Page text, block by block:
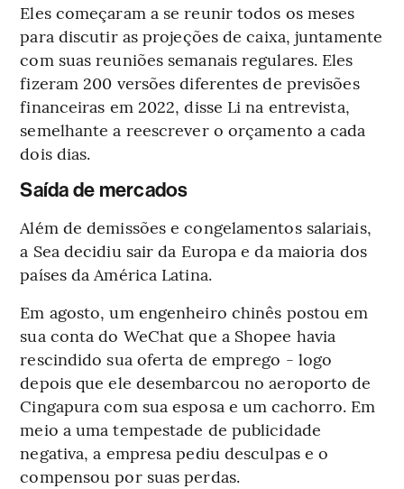
Eles começaram a se reunir todos os meses
para discutir as projeções de caixa, juntamente
com suas reuniões semanais regulares. Eles
fizeram 200 versões diferentes de previsões
financeiras em 2022, disse Li na entrevista,
semelhante a reescrever o orçamento a cada
dois dias.
Saída de mercados
Além de demissões e congelamentos salariais,
a Sea decidiu sair da Europa e da maioria dos
países da América Latina.
Em agosto, um engenheiro chinês postou em
sua conta do WeChat que a Shopee havia
rescindido sua oferta de emprego - logo
depois que ele desembarcou no aeroporto de
Cingapura com sua esposa e um cachorro. Em
meio a uma tempestade de publicidade
negativa, a empresa pediu desculpas e o
compensou por suas perdas.